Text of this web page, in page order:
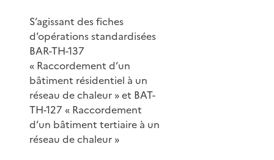
S’agissant des fiches
d’opérations standardisées
BAR-TH-137
« Raccordement d’un
bâtiment résidentiel à un
réseau de chaleur » et BAT-
TH-127 « Raccordement
d’un bâtiment tertiaire à un
réseau de chaleur »